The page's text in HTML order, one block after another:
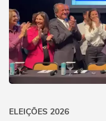
ELEIÇÕES 2026